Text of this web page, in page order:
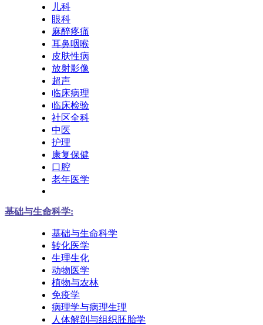
儿科
眼科
麻醉疼痛
耳鼻咽喉
皮肤性病
放射影像
超声
临床病理
临床检验
社区全科
中医
护理
康复保健
口腔
老年医学
基础与生命科学:
基础与生命科学
转化医学
生理生化
动物医学
植物与农林
免疫学
病理学与病理生理
人体解剖与组织胚胎学